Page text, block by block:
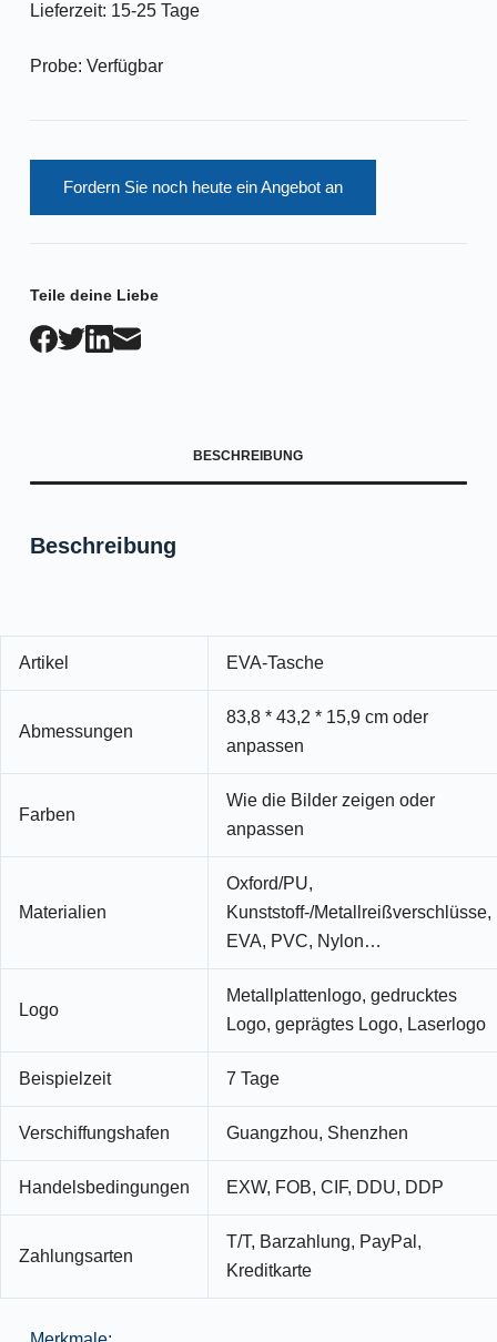
Lieferzeit: 15-25 Tage
Probe: Verfügbar
Fordern Sie noch heute ein Angebot an
Teile deine Liebe
BESCHREIBUNG
Beschreibung
Artikel EVA-Tasche
Abmessungen
83,8 * 43,2 * 15,9 cm oder
anpassen
Farben
Wie die Bilder zeigen oder
anpassen
Materialien
Oxford/PU,
Kunststoff-/Metallreißverschlüsse,
EVA, PVC, Nylon…
Logo
Metallplattenlogo, gedrucktes
Logo, geprägtes Logo, Laserlogo
Beispielzeit 7 Tage
Verschiffungshafen Guangzhou, Shenzhen
Handelsbedingungen EXW, FOB, CIF, DDU, DDP
Zahlungsarten
T/T, Barzahlung, PayPal,
Kreditkarte